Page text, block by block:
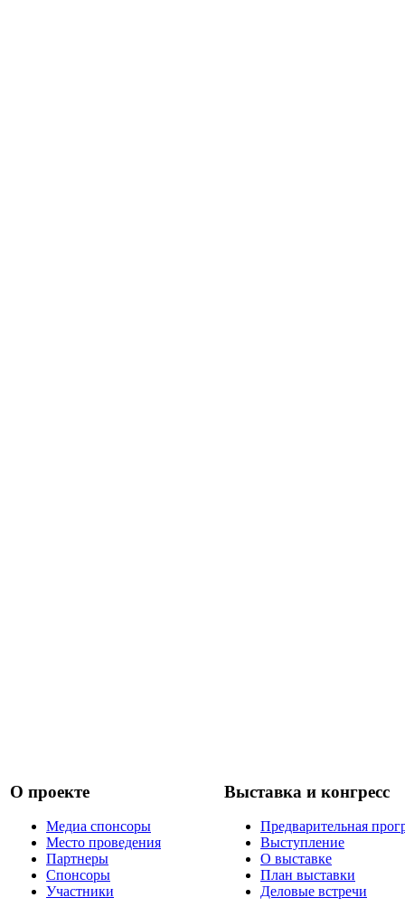
О проекте
Медиа спонсоры
Место проведения
Партнеры
Спонсоры
Участники
Выставка и конгресс
Предварительная
Выступление
О выставке
План выставки
Деловые встречи